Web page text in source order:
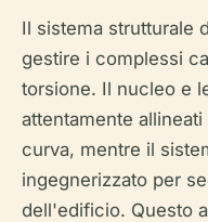
Il sistema strutturale
gestire i complessi
torsione. Il nucleo e
attentamente
curva, mentre il
ingegnerizzato per
dell'edificio. Questo